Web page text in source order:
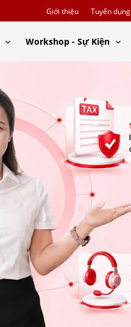
Giới thiệu Tuyển dụng
Workshop - Sự Kiện